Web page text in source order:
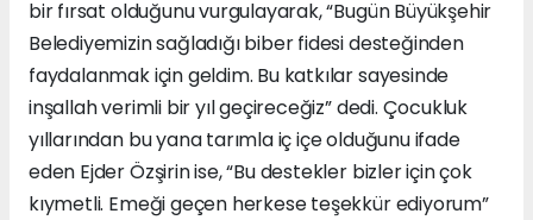
bir fırsat olduğunu vurgulayarak, “Bugün Büyükşehir
Belediyemizin sağladığı biber fidesi desteğinden
faydalanmak için geldim. Bu katkılar sayesinde
inşallah verimli bir yıl geçireceğiz” dedi. Çocukluk
yıllarından bu yana tarımla iç içe olduğunu ifade
eden Ejder Özşirin ise, “Bu destekler bizler için çok
kıymetli. Emeği geçen herkese teşekkür ediyorum”